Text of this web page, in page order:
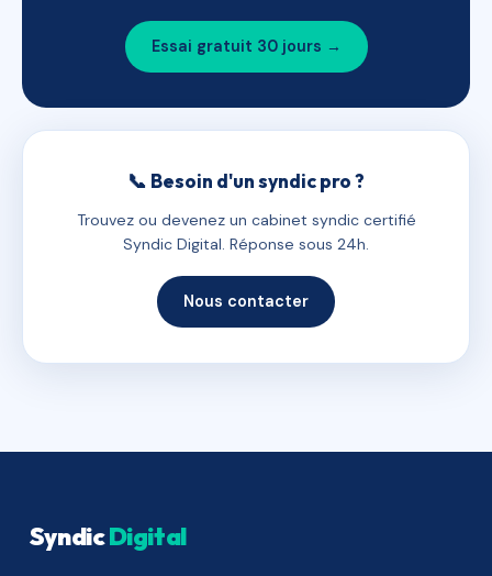
Essai gratuit 30 jours →
📞 Besoin d'un syndic pro ?
Trouvez ou devenez un cabinet syndic certifié
Syndic Digital. Réponse sous 24h.
Nous contacter
SyndicDigital